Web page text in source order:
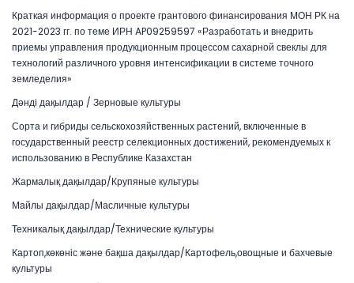
Краткая информация о проекте грантового финансирования МОН РК на
2021-2023 гг. по теме ИРН AP09259597 «Разработать и внедрить
приемы управления продукционным процессом сахарной свеклы для
технологий различного уровня интенсификации в системе точного
земледелия»
Дәнді дақылдар / Зерновые культуры
Сорта и гибриды сельскохозяйственных растений, включенные в
государственный реестр селекционных достижений, рекомендуемых к
использованию в Республике Казахстан
Жармалық дақылдар/Крупяные культуры
Майлы дақылдар/Масличные культуры
Техникалық дақылдар/Технические культуры
Картоп,көкөніс және бақша дақылдар/Картофель,овощные и бахчевые
культуры